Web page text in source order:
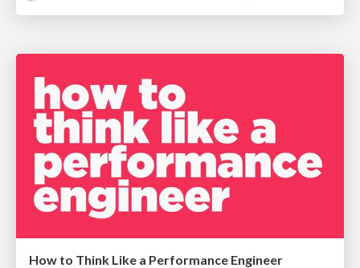
How to Think Like a Performance Engineer